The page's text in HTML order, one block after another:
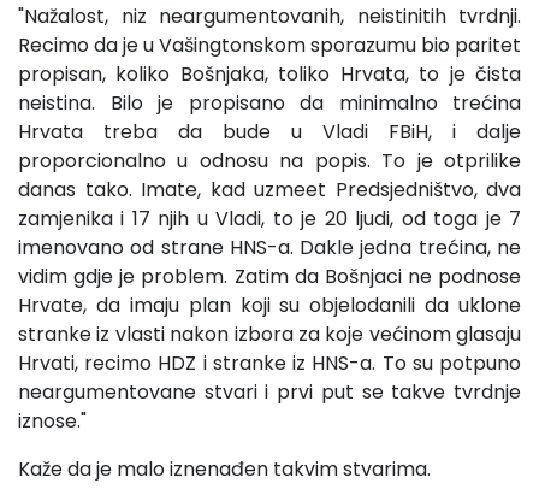
"Nažalost, niz neargumentovanih, neistinitih tvrdnji.
Recimo da je u Vašingtonskom sporazumu bio paritet
propisan, koliko Bošnjaka, toliko Hrvata, to je čista
neistina. Bilo je propisano da minimalno trećina
Hrvata treba da bude u Vladi FBiH, i dalje
proporcionalno u odnosu na popis. To je otprilike
danas tako. Imate, kad uzmeet Predsjedništvo, dva
zamjenika i 17 njih u Vladi, to je 20 ljudi, od toga je 7
imenovano od strane HNS-a. Dakle jedna trećina, ne
vidim gdje je problem. Zatim da Bošnjaci ne podnose
Hrvate, da imaju plan koji su objelodanili da uklone
stranke iz vlasti nakon izbora za koje većinom glasaju
Hrvati, recimo HDZ i stranke iz HNS-a. To su potpuno
neargumentovane stvari i prvi put se takve tvrdnje
iznose."
Kaže da je malo iznenađen takvim stvarima.